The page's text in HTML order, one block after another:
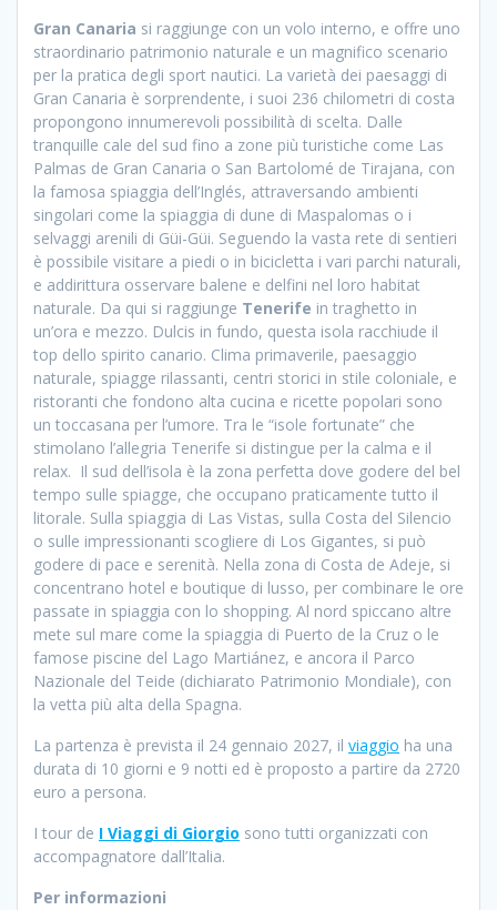
Gran Canaria si raggiunge con un volo interno, e offre uno
straordinario patrimonio naturale e un magnifico scenario
per la pratica degli sport nautici. La varietà dei paesaggi di
Gran Canaria è sorprendente, i suoi 236 chilometri di costa
propongono innumerevoli possibilità di scelta. Dalle
tranquille cale del sud fino a zone più turistiche come Las
Palmas de Gran Canaria o San Bartolomé de Tirajana, con
la famosa spiaggia dell’Inglés, attraversando ambienti
singolari come la spiaggia di dune di Maspalomas o i
selvaggi arenili di Güi-Güi. Seguendo la vasta rete di sentieri
è possibile visitare a piedi o in bicicletta i vari parchi naturali,
e addirittura osservare balene e delfini nel loro habitat
naturale. Da qui si raggiunge Tenerife in traghetto in
un’ora e mezzo. Dulcis in fundo, questa isola racchiude il
top dello spirito canario. Clima primaverile, paesaggio
naturale, spiagge rilassanti, centri storici in stile coloniale, e
ristoranti che fondono alta cucina e ricette popolari sono
un toccasana per l’umore. Tra le “isole fortunate” che
stimolano l’allegria Tenerife si distingue per la calma e il
relax. Il sud dell’isola è la zona perfetta dove godere del bel
tempo sulle spiagge, che occupano praticamente tutto il
litorale. Sulla spiaggia di Las Vistas, sulla Costa del Silencio
o sulle impressionanti scogliere di Los Gigantes, si può
godere di pace e serenità. Nella zona di Costa de Adeje, si
concentrano hotel e boutique di lusso, per combinare le ore
passate in spiaggia con lo shopping. Al nord spiccano altre
mete sul mare come la spiaggia di Puerto de la Cruz o le
famose piscine del Lago Martiánez, e ancora il Parco
Nazionale del Teide (dichiarato Patrimonio Mondiale), con
la vetta più alta della Spagna.
La partenza è prevista il 24 gennaio 2027, il viaggio ha una
durata di 10 giorni e 9 notti ed è proposto a partire da 2720
euro a persona.
I tour de I Viaggi di Giorgio sono tutti organizzati con
accompagnatore dall’Italia.
Per informazioni